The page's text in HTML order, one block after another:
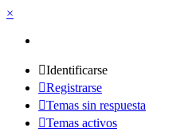
×
Identificarse
Registrarse
Temas sin respuesta
Temas activos